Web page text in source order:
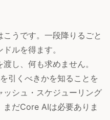
うです。一段降りるごと
ルを得ます。
し、何も求めません。
引くべきかを知ることを
シュ・スケジューリング
だCore AIは必要ありま